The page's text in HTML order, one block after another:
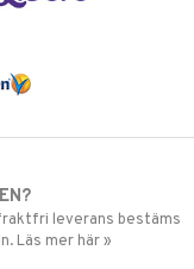
leverans bestäms
Läs mer här »